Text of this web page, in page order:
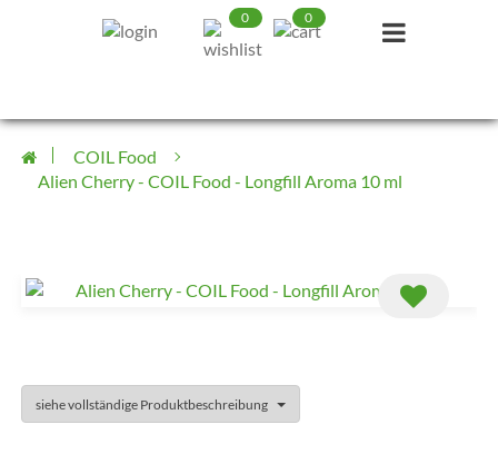
0 0
COIL Food
Alien Cherry - COIL Food - Longfill Aroma 10 ml
siehe vollständige Produktbeschreibung